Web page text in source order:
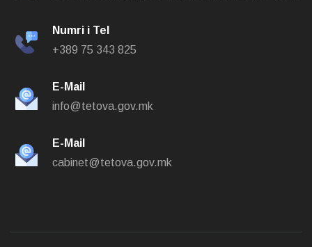
Numri i Tel
+389 75 343 825
E-Mail
info@tetova.gov.mk
E-Mail
cabinet@tetova.gov.mk